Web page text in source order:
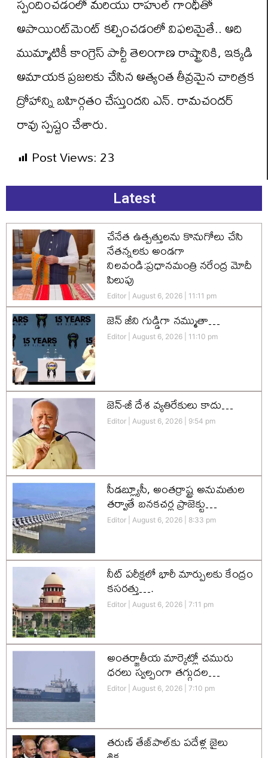
అపాయింట్‌మెంట్ కల్పించడంలో విఫలమైతే.. అది
ముమ్మాటికీ కాంగ్రెస్ పార్టీ తెలంగాణ రాష్ట్రానికి, ఇక్కడి
అమాయక ప్రజలకు చేసిన అత్యంత తీవ్రమైన చారిత్రక
ద్రోహాన్ని బహిర్గతం చేస్తుందని ఎన్. రామచందర్
రావు స్పష్టం చేశారు.
Post Views:23
Latest
చేనేత ఉత్పత్తులను కొనుగోలు చేసి
నేతన్నలకు అండగా
నిలవండి:ప్రధానమంత్రి నరేంద్ర మోదీ
పిలుపు
Editor August 6, 2026 11:11 pm
జెన్‌ జీని గుడ్డిగా నమ్ముతా…
Editor August 6, 2026 11:10 pm
జెన్-జీ దేశ వ్యతిరేకులు కాదు…
Editor August 6, 2026 9:54 pm
సీడబ్ల్యూసీ, అంతర్రాష్ట్ర అనుమతుల
తర్వాతే బనకచర్ల ప్రాజెక్టు…
Editor August 6, 2026 8:33 pm
నీట్ పరీక్షలో భారీ మార్పులకు కేంద్రం
కసరత్తు….
Editor August 6, 2026 7:11 pm
అంతర్జాతీయ మార్కెట్లో చమురు
ధరలు స్వల్పంగా తగ్గుదల…
Editor August 6, 2026 7:10 pm
తరుణ్ తేజ్‌పాల్‌కు పదేళ్ల జైలు